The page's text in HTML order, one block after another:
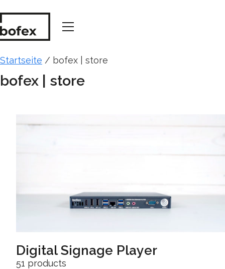
Startseite / bofex | store
bofex | store
Digital Signage Player
51 products